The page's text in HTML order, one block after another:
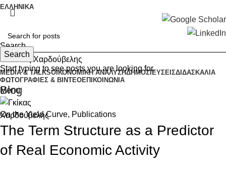
ΕΛΛΗΝΙΚΆ
Search
MEDIA & TALKSΟΙΚΟΝΟΜΙΚΉ ΑΝΆΛΥΣΗΔΗΜΟΣΙΕΎΣΕΙΣΔΙΔΑΣΚΑΛΊΑ
ΦΩΤΟΓΡΑΦΊΕΣ & ΒΊΝΤΕΟΕΠΙΚΟΙΝΩΝΊΑ
Menu
Blog
On the Yield Curve, Publications
The Term Structure as a Predictor
of Real Economic Activity
Search
Start typing to see posts you are looking for.